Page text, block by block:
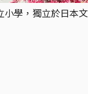
學，獨立於日本